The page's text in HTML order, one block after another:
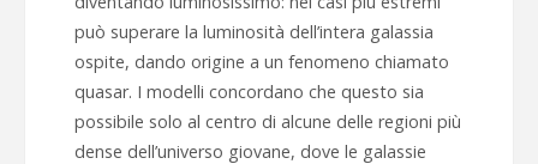
può superare la luminosità dell’intera galassia
ospite, dando origine a un fenomeno chiamato
quasar. I modelli concordano che questo sia
possibile solo al centro di alcune delle regioni più
dense dell’universo giovane, dove le galassie